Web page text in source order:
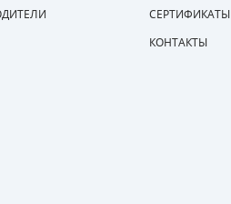
СЕРТИФИКАТЫ
КОНТАКТЫ